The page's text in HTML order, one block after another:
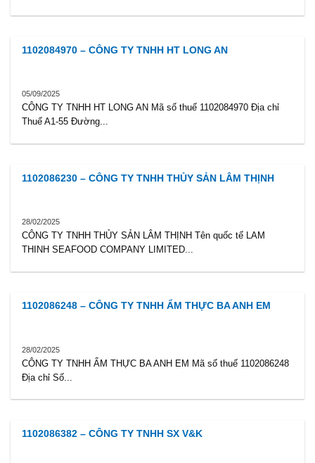
1102084970 – CÔNG TY TNHH HT LONG AN
05/09/2025
CÔNG TY TNHH HT LONG AN Mã số thuế 1102084970 Địa chỉ
Thuế A1-55 Đường...
1102086230 – CÔNG TY TNHH THỦY SẢN LÂM THỊNH
28/02/2025
CÔNG TY TNHH THỦY SẢN LÂM THỊNH Tên quốc tế LAM
THINH SEAFOOD COMPANY LIMITED...
1102086248 – CÔNG TY TNHH ẨM THỰC BA ANH EM
28/02/2025
CÔNG TY TNHH ẨM THỰC BA ANH EM Mã số thuế 1102086248
Địa chỉ Số...
1102086382 – CÔNG TY TNHH SX V&K